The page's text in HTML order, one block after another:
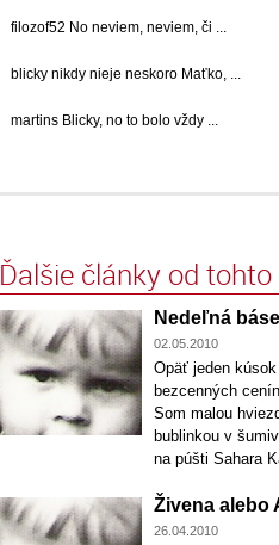
filozof52 No neviem, neviem, či ...
blicky nikdy nieje neskoro Maťko, ...
martins Blicky, no to bolo vždy ...
Ďalšie články od
Nedeľná
02.05.2010
Opäť jeden
bezcenných
Som malou
bublinkou v
na púšti Sahara
Živena alebo
26.04.2010